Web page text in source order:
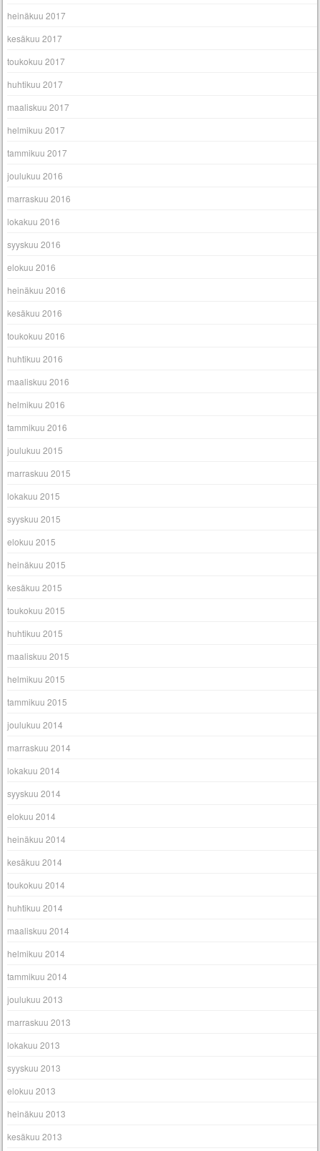
heinäkuu 2017
kesäkuu 2017
toukokuu 2017
huhtikuu 2017
maaliskuu 2017
helmikuu 2017
tammikuu 2017
joulukuu 2016
marraskuu 2016
lokakuu 2016
syyskuu 2016
elokuu 2016
heinäkuu 2016
kesäkuu 2016
toukokuu 2016
huhtikuu 2016
maaliskuu 2016
helmikuu 2016
tammikuu 2016
joulukuu 2015
marraskuu 2015
lokakuu 2015
syyskuu 2015
elokuu 2015
heinäkuu 2015
kesäkuu 2015
toukokuu 2015
huhtikuu 2015
maaliskuu 2015
helmikuu 2015
tammikuu 2015
joulukuu 2014
marraskuu 2014
lokakuu 2014
syyskuu 2014
elokuu 2014
heinäkuu 2014
kesäkuu 2014
toukokuu 2014
huhtikuu 2014
maaliskuu 2014
helmikuu 2014
tammikuu 2014
joulukuu 2013
marraskuu 2013
lokakuu 2013
syyskuu 2013
elokuu 2013
heinäkuu 2013
kesäkuu 2013